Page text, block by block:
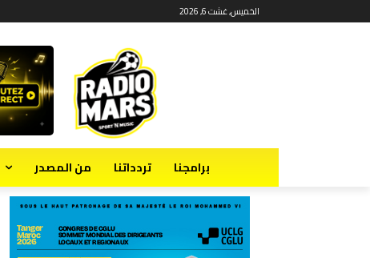
الخميس, غشت 6, 2026
برامجنا تردداتنا من المصدر